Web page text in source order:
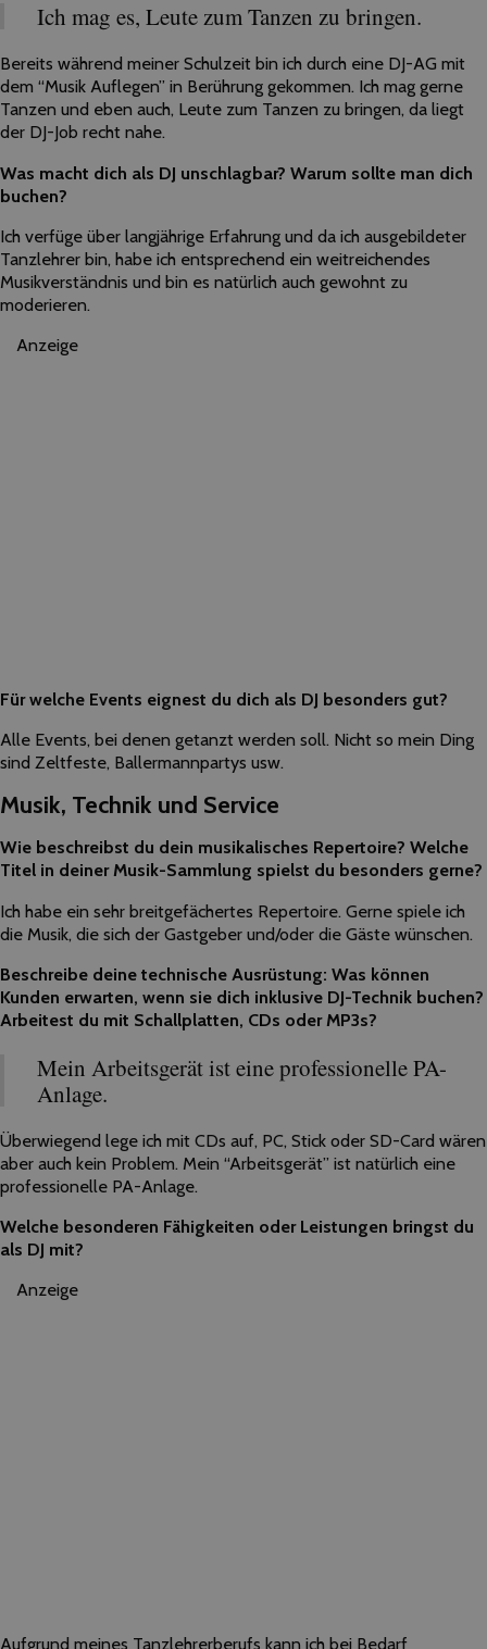
Ich mag es, Leute zum Tanzen zu bringen.
Bereits während meiner Schulzeit bin ich durch eine DJ-AG mit
dem “Musik Auflegen” in Berührung gekommen. Ich mag gerne
Tanzen und eben auch, Leute zum Tanzen zu bringen, da liegt
der DJ-Job recht nahe.
Was macht dich als DJ unschlagbar? Warum sollte man dich
buchen?
Ich verfüge über langjährige Erfahrung und da ich ausgebildeter
Tanzlehrer bin, habe ich entsprechend ein weitreichendes
Musikverständnis und bin es natürlich auch gewohnt zu
moderieren.
Anzeige
Für welche Events eignest du dich als DJ besonders gut?
Alle Events, bei denen getanzt werden soll. Nicht so mein Ding
sind Zeltfeste, Ballermannpartys usw.
Musik, Technik und Service
Wie beschreibst du dein musikalisches Repertoire? Welche
Titel in deiner Musik-Sammlung spielst du besonders gerne?
Ich habe ein sehr breitgefächertes Repertoire. Gerne spiele ich
die Musik, die sich der Gastgeber und/oder die Gäste wünschen.
Beschreibe deine technische Ausrüstung: Was können
Kunden erwarten, wenn sie dich inklusive DJ-Technik buchen?
Arbeitest du mit Schallplatten, CDs oder MP3s?
Mein Arbeitsgerät ist eine professionelle PA-
Anlage.
Überwiegend lege ich mit CDs auf, PC, Stick oder SD-Card wären
aber auch kein Problem. Mein “Arbeitsgerät” ist natürlich eine
professionelle PA-Anlage.
Welche besonderen Fähigkeiten oder Leistungen bringst du
als DJ mit?
Anzeige
Aufgrund meines Tanzlehrerberufs kann ich bei Bedarf